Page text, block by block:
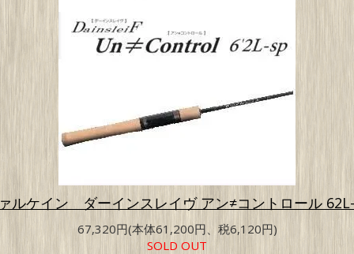
ルケイン ダーインスレイヴ アン≠コントロール
67,320円(本体61,200円、税6,120円)
SOLD OUT